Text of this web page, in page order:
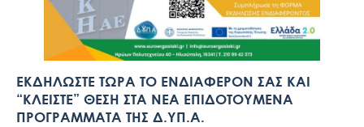
ΕΚΔΗΛΩΣΤΕ ΤΩΡΑ ΤΟ ΕΝΔΙΑΦΕΡΟΝ ΣΑΣ ΚΑΙ
“ΚΛΕΙΣΤΕ” ΘΕΣΗ ΣΤΑ ΝΕΑ ΕΠΙΔΟΤΟΥΜΕΝΑ
ΠΡΟΓΡΑΜΜΑΤΑ ΤΗΣ Δ.ΥΠ.Α.